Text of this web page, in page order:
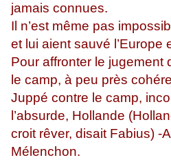
jamais connues.
Il n’est même pas
et lui aient sauvé l’Europe
Pour affronter le jugement
le camp, à peu près
Juppé contre le camp,
l’absurde, Hollande
croit rêver, disait Fabius) -
Mélenchon.